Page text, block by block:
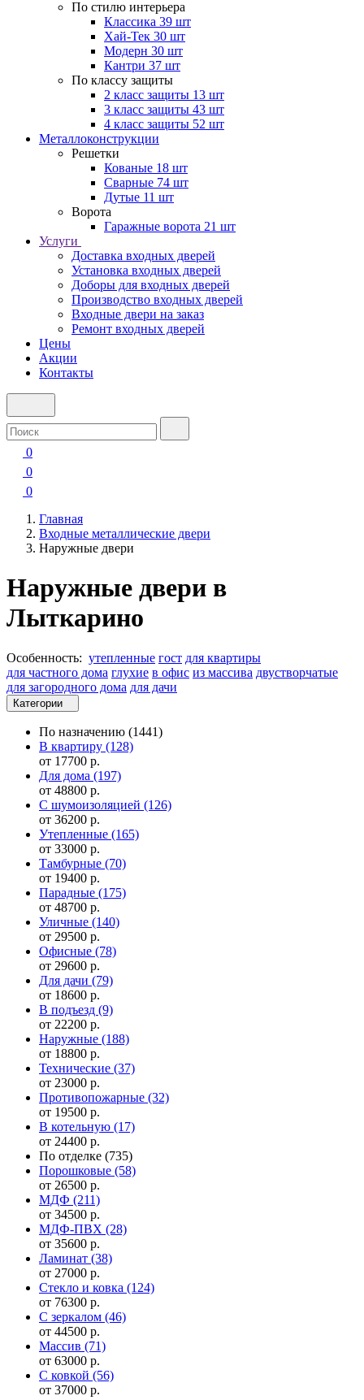
По стилю интерьера
Классика 39 шт
Хай-Тек 30 шт
Модерн 30 шт
Кантри 37 шт
По классу защиты
2 класс защиты 13 шт
3 класс защиты 43 шт
4 класс защиты 52 шт
Металлоконструкции
Решетки
Кованые 18 шт
Сварные 74 шт
Дутые 11 шт
Ворота
Гаражные ворота 21 шт
Услуги
Доставка входных дверей
Установка входных дверей
Доборы для входных дверей
Производство входных дверей
Входные двери на заказ
Ремонт входных дверей
Цены
Акции
Контакты
0
0
0
Главная
Входные металлические двери
Наружные двери
Наружные двери в
Лыткарино
Особенность: утепленные гост для квартиры
для частного дома глухие в офис из массива двустворчатые
для загородного дома для дачи
Категории
По назначению (1441)
В квартиру (128)
от 17700 р.
Для дома (197)
от 48800 р.
С шумоизоляцией (126)
от 36200 р.
Утепленные (165)
от 33000 р.
Тамбурные (70)
от 19400 р.
Парадные (175)
от 48700 р.
Уличные (140)
от 29500 р.
Офисные (78)
от 29600 р.
Для дачи (79)
от 18600 р.
В подъезд (9)
от 22200 р.
Наружные (188)
от 18800 р.
Технические (37)
от 23000 р.
Противопожарные (32)
от 19500 р.
В котельную (17)
от 24400 р.
По отделке (735)
Порошковые (58)
от 26500 р.
МДФ (211)
от 34500 р.
МДФ-ПВХ (28)
от 35600 р.
Ламинат (38)
от 27000 р.
Стекло и ковка (124)
от 76300 р.
С зеркалом (46)
от 44500 р.
Массив (71)
от 63000 р.
С ковкой (56)
от 37000 р.